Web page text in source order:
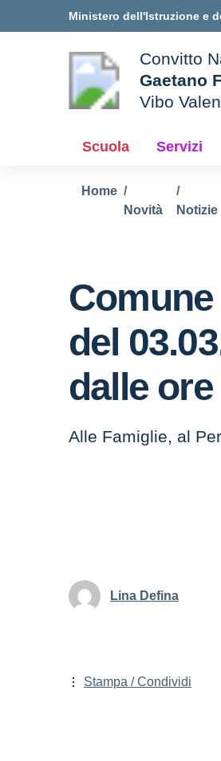
Ministero dell'Istruzione e
scuola
Convitto
Gaetano
Vibo
Scuola Servizi
Home
Novità
Notizie
Comune
del
dalle ore
Alle Famiglie, al
Lina Defina
Stampa / Condividi